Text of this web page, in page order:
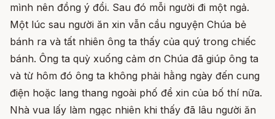
mình nên đồng ý đổi. Sau đó mỗi người đi một ngả.
Một lúc sau người ăn xin vẫn cầu nguyện Chúa bẻ
bánh ra và tất nhiên ông ta thấy của quý trong chiếc
bánh. Ông ta quỳ xuống cảm ơn Chúa đã giúp ông ta
và từ hôm đó ông ta không phải hằng ngày đến cung
điện hoặc lang thang ngoài phố để xin của bố thí nữa.
Nhà vua lấy làm ngạc nhiên khi thấy đã lâu người ăn